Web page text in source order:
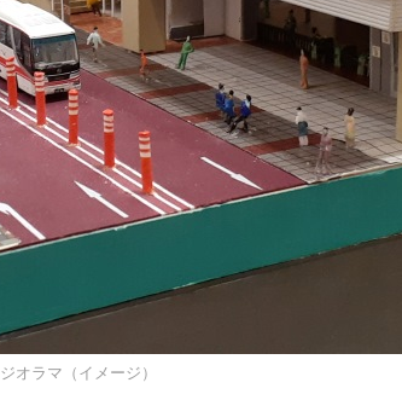
ジオラマ（イメージ）